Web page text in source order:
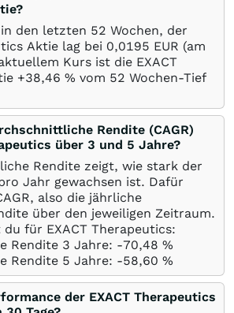
den letzten 52 Wochen, der
Aktie lag bei 0,0195 EUR (am
Kurs ist die EXACT
+38,46 % vom 52 Wochen-Tief
Rendite (CAGR)
über 3 und 5 Jahre?
Rendite zeigt, wie stark der
Jahr gewachsen ist. Dafür
also die jährliche
über den jeweiligen Zeitraum.
für EXACT Therapeutics:
Rendite 3 Jahre: -70,48 %
Rendite 5 Jahre: -58,60 %
der EXACT Therapeutics